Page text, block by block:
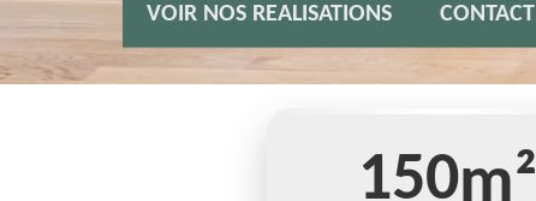
VOIR NOS REALISATIONS CONTACT
150m²